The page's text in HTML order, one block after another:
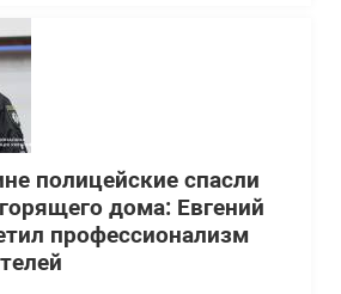
полицейские спасли
дома: Евгений
профессионализм